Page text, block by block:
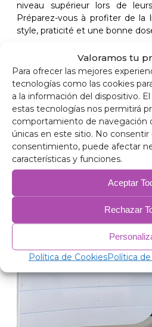
Valoramos tu
Para ofrecer las mejores
tecnologías como las cookies
a la información del dispositivo.
estas tecnologías nos permitirá
comportamiento de navegación
únicas en este sitio. No consentir
consentimiento, puede afectar
características y funciones.
Aceptar
Rechazar
Política de CookiesPolítica
niveau supérieur lors de
Préparez-vous à profiter de la
style, praticité et une bonne